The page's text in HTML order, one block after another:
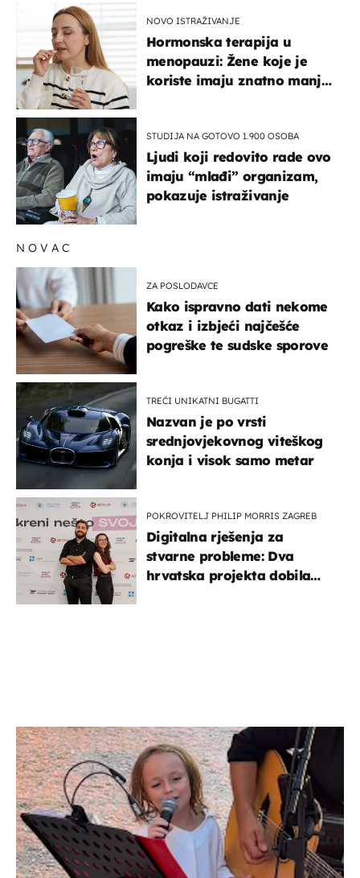
NOVO ISTRAŽIVANJE
Hormonska terapija u
menopauzi: Žene koje je
koriste imaju znatno manji
STUDIJA NA GOTOVO 1.900 OSOBA
Ljudi koji redovito rade ovo
imaju “mlađi” organizam,
pokazuje istraživanje
NOVAC
ZA POSLODAVCE
Kako ispravno dati nekome
otkaz i izbjeći najčešće
pogreške te sudske sporove
TREĆI UNIKATNI BUGATTI
Nazvan je po vrsti
srednjovjekovnog viteškog
konja i visok samo metar
POKROVITELJ PHILIP MORRIS ZAGREB
Digitalna rješenja za
stvarne probleme: Dva
hrvatska projekta dobila